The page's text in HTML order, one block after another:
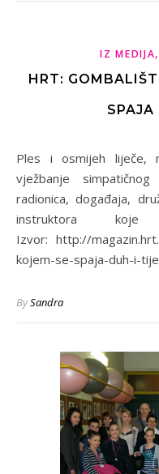
IZ MEDIJA
HRT:
SPAJA
Ples i osmijeh liječe, moto je zanimljive dvorane za
vježbanje
radionica, događaja,
instruktora
Izvor: http://
kojem-se-spaja-duh-i-
BySandra